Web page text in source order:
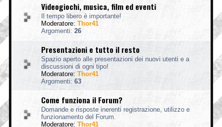
Videogiochi, musica, film ed eventi
Il tempo libero è importante!
Moderatore: Thor41
Argomenti: 26
Presentazioni e tutto il resto
Spazio aperto alle presentazioni dei nuovi utenti e a
discussioni di ogni tipo!
Moderatore: Thor41
Argomenti: 63
Come funziona il Forum?
Domande e risposte inerenti registrazione, utilizzo e
funzionamento del Forum.
Moderatore: Thor41